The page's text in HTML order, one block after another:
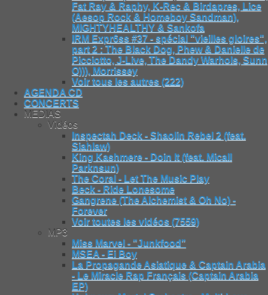
Fat Ray & Raphy, K-Rec & Birdapres, Lice
(Aesop Rock & Homeboy Sandman),
MIGHTYHEALTHY & Sankofa
IRM Expr6ss #37 - spécial "vieilles gloires",
part 2 : The Black Dog, Phew & Danielle de
Picciotto, J-Live, The Dandy Warhols, Sunn
O))), Morrissey
Voir tous les autres (222)
AGENDA CD
CONCERTS
MEDIAS
Vidéos
Inspectah Deck - Shaolin Rebel 2 (feat.
Siahlaw)
King Kashmere - Doin It (feat. Micall
Parknsun)
The Coral - Let The Music Play
Beck - Ride Lonesome
Gangrene (The Alchemist & Oh No) -
Forever
Voir toutes les vidéos (7559)
MP3
Miss Marvel - "Junkfood"
MSEA - Ei Boy
La Propagande Asiatique & Captain Arabia
- Le Miracle Rap Français (Captain Arabia
EP)